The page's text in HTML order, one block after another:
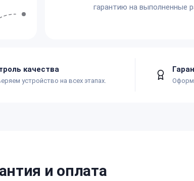
гарантию на выполненные
качества
устройство на всех этапах.
и оплата